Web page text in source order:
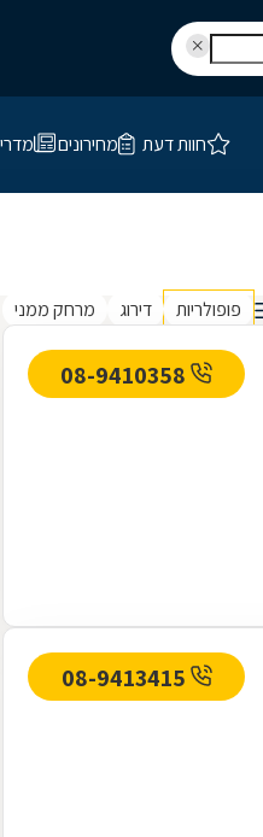
חוות דעת מחירונים
פופולריות דירוג מרחק ממני